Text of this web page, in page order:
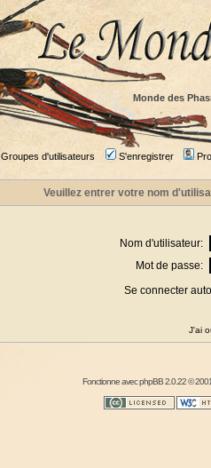
Monde des
Groupes d'utilisateurs S'enregistrer
Veuillez entrer votre nom
Nom d'utilisateur:
Mot de passe:
Se connecter
J'ai
Fonctionne avecphpBB2.0.22 ©